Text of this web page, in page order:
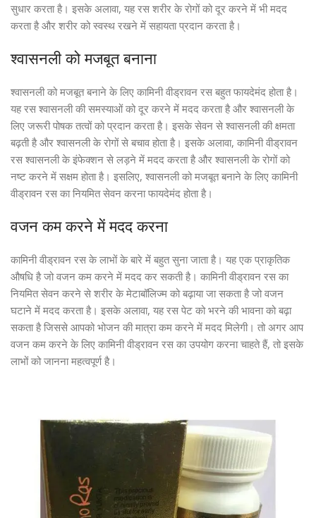
सुधार करता है। इसके अलावा, यह रस शरीर के रोगों को दूर करने में भी मदद
करता है और शरीर को स्वस्थ रखने में सहायता प्रदान करता है।
श्वासनली को मजबूत बनाना
श्वासनली को मजबूत बनाने के लिए कामिनी वीड्रावन रस बहुत फायदेमंद होता है।
यह रस श्वासनली की समस्याओं को दूर करने में मदद करता है और श्वासनली के
लिए जरूरी पोषक तत्वों को प्रदान करता है। इसके सेवन से श्वासनली की क्षमता
बढ़ती है और श्वासनली के रोगों से बचाव होता है। इसके अलावा, कामिनी वीड्रावन
रस श्वासनली के इंफेक्शन से लड़ने में मदद करता है और श्वासनली के रोगों को
नष्ट करने में सक्षम होता है। इसलिए, श्वासनली को मजबूत बनाने के लिए कामिनी
वीड्रावन रस का नियमित सेवन करना फायदेमंद होता है।
वजन कम करने में मदद करना
कामिनी वीड्रावन रस के लाभों के बारे में बहुत सुना जाता है। यह एक प्राकृतिक
औषधि है जो वजन कम करने में मदद कर सकती है। कामिनी वीड्रावन रस का
नियमित सेवन करने से शरीर के मेटाबॉलिज्म को बढ़ाया जा सकता है जो वजन
घटाने में मदद करता है। इसके अलावा, यह रस पेट को भरने की भावना को बढ़ा
सकता है जिससे आपको भोजन की मात्रा कम करने में मदद मिलेगी। तो अगर आप
वजन कम करने के लिए कामिनी वीड्रावन रस का उपयोग करना चाहते हैं, तो इसके
लाभों को जानना महत्वपूर्ण है।